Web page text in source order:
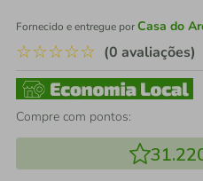
Fornecido e entregue porCasa do
☆☆☆☆☆ (0 avaliações)
Compre com pontos: